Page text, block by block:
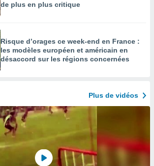
de plus en plus critique
Risque d’orages ce week-end en France :
les modèles européen et américain en
désaccord sur les régions concernées
Plus de vidéos